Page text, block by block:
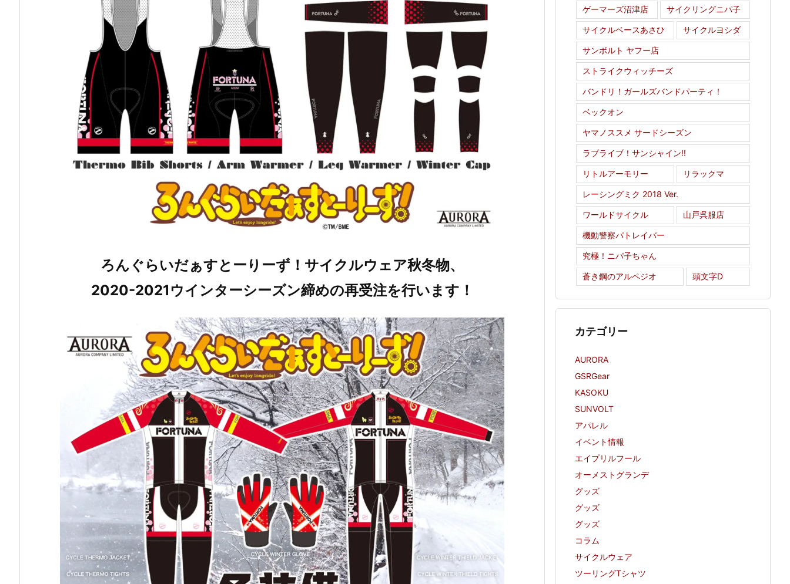
ろんぐらいだぁすとーりーず！サイクルウェア秋冬物、
2020-2021ウインターシーズン締めの再受注を行います！
ゲーマーズ沼津店 サイクリングニパ子
サイクルベースあさひ サイクルヨシダ
サンボルト ヤフー店
ストライクウィッチーズ
バンドリ！ガールズバンドパーティ！
ベックオン
ヤマノススメ サードシーズン
ラブライブ！サンシャイン!!
リトルアーモリー リラックマ
レーシングミク 2018 Ver.
ワールドサイクル 山戸呉服店
機動警察パトレイバー
究極！ニパ子ちゃん
蒼き鋼のアルペジオ 頭文字D
カテゴリー
AURORA
GSRGear
KASOKU
SUNVOLT
アパレル
イベント情報
エイプリルフール
オーメストグランデ
グッズ
グッズ
グッズ
コラム
サイクルウェア
ツーリングTシャツ